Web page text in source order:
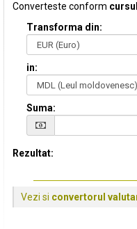
Converteste conform
Transforma din:
in:
Suma:
Rezultat:
Vezi si convertorul